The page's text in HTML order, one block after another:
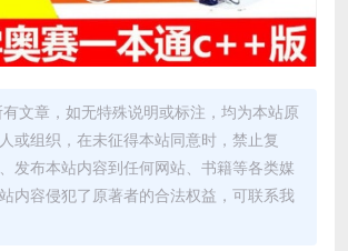
文章，如无特殊说明或标注，均为本站原
或组织，在未征得本站同意时，禁止复
发布本站内容到任何网站、书籍等各类媒
内容侵犯了原著者的合法权益，可联系我